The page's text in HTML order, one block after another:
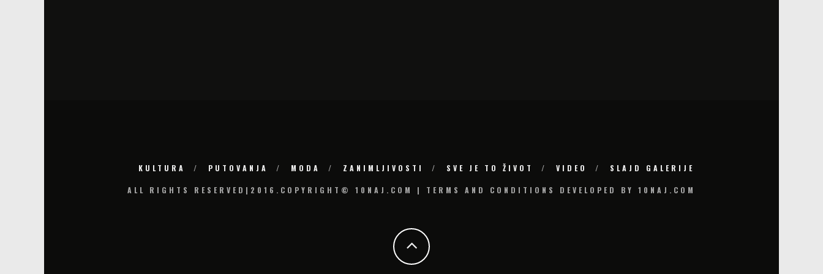
KULTURA PUTOVANJA MODA ZANIMLJIVOSTI SVE JE TO ŽIVOT VIDEO SLAJD GALERIJE
ALL RIGHTS RESERVED|2016.COPYRIGHT© 10NAJ.COM | TERMS AND CONDITIONS DEVELOPED BY 10NAJ.COM